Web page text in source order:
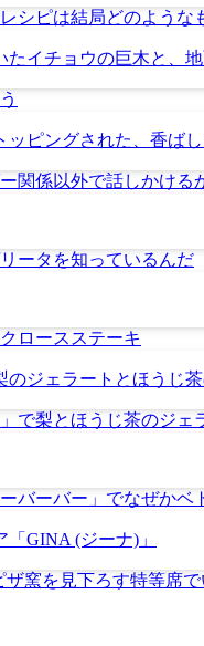
シピは結局どのような
関係以外で話しかけ
ータを知っているんだ
ロースステーキ
で梨とほうじ茶のジェ
バーバー」でなぜかベ
窯を見下ろす特等席